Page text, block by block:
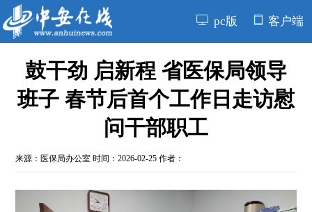
pc版 客户端
鼓干劲 启新程 省医保局领导
班子 春节后首个工作日走访慰
问干部职工
来源： 医保局办公室 时间：2026-02-25 作者：